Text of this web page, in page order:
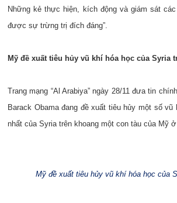
Những kẻ thực hiện, kích động và giám sát
được sự trừng trị đích đáng”.
Mỹ đề xuất tiêu hủy vũ khí hóa học của Syria
Trang mạng “Al Arabiya” ngày 28/11 đưa tin
Barack Obama đang đề xuất tiêu hủy một số vũ
nhất của Syria trên khoang một con tàu của Mỹ
Mỹ đề xuất tiêu hủy vũ khí hóa học của